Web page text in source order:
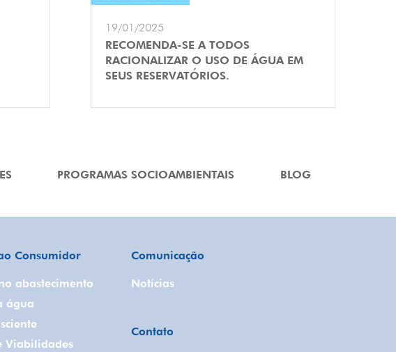
19/01/2025
RECOMENDA-SE A TODOS
RACIONALIZAR O USO DE ÁGUA EM
SEUS RESERVATÓRIOS.
PROGRAMAS SOCIOAMBIENTAIS BLOG
Consumidor
abastecimento
água
Viabilidades
Comunicação
Notícias
Contato